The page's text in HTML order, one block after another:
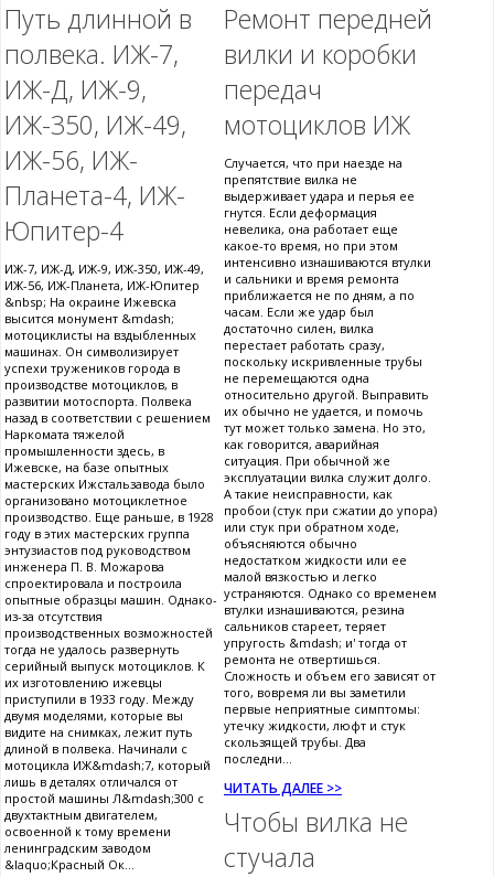
Путь длинной в
полвека. ИЖ-7,
ИЖ-Д, ИЖ-9,
ИЖ-350, ИЖ-49,
ИЖ-56, ИЖ-
Планета-4, ИЖ-
Юпитер-4
ИЖ-7, ИЖ-Д, ИЖ-9, ИЖ-350, ИЖ-49,
ИЖ-56, ИЖ-Планета, ИЖ-Юпитер
&nbsp; На окраине Ижевска
высится монумент &mdash;
мотоциклисты на вздыбленных
машинах. Он символизирует
успехи тружеников города в
производстве мотоциклов, в
развитии мотоспорта. Полвека
назад в соответствии с решением
Наркомата тяжелой
промышленности здесь, в
Ижевске, на базе опытных
мастерских Ижстальзавода было
организовано мотоциклетное
производство. Еще раньше, в 1928
году в этих мастерских группа
энтузиастов под руководством
инженера П. В. Можарова
спроектировала и построила
опытные образцы машин. Однако-
из-за отсутствия
производственных возможностей
тогда не удалось развернуть
серийный выпуск мотоциклов. К
их изготовлению ижевцы
приступили в 1933 году. Между
двумя моделями, которые вы
видите на снимках, лежит путь
длиной в полвека. Начинали с
мотоцикла ИЖ&mdash;7, который
лишь в деталях отличался от
простой машины Л&mdash;300 с
двухтактным двигателем,
освоенной к тому времени
ленинградским заводом
&laquo;Красный Ок...
Ремонт передней
вилки и коробки
передач
мотоциклов ИЖ
Случается, что при наезде на
препятствие вилка не
выдерживает удара и перья ее
гнутся. Если деформация
невелика, она работает еще
какое-то время, но при этом
интенсивно изнашиваются втулки
и сальники и время ремонта
приближается не по дням, а по
часам. Если же удар был
достаточно силен, вилка
перестает работать сразу,
поскольку искривленные трубы
не перемещаются одна
относительно другой. Выправить
их обычно не удается, и помочь
тут может только замена. Но это,
как говорится, аварийная
ситуация. При обычной же
эксплуатации вилка служит долго.
А такие неисправности, как
пробои (стук при сжатии до упора)
или стук при обратном ходе,
объясняются обычно
недостатком жидкости или ее
малой вязкостью и легко
устраняются. Однако со временем
втулки изнашиваются, резина
сальников стареет, теряет
упругость &mdash; и' тогда от
ремонта не отвертишься.
Сложность и объем его зависят от
того, вовремя ли вы заметили
первые неприятные симптомы:
утечку жидкости, люфт и стук
скользящей трубы. Два
последни...
ЧИТАТЬ ДАЛЕЕ >>
Чтобы вилка не
стучала